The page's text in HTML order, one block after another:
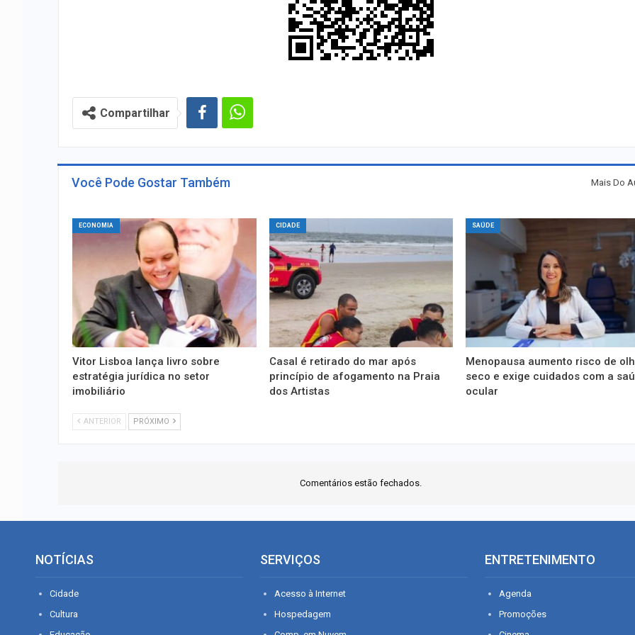
Compartilhar
Você Pode Gostar Também Mais Do
ECONOMIA
Vitor Lisboa lança livro sobre
estratégia jurídica no setor
imobiliário
CIDADE
Casal é retirado do mar após
princípio de afogamento na Praia
dos Artistas
SAÚDE
Menopausa aumento risco de
seco e exige cuidados com a
ocular
ANTERIOR PRÓXIMO
Comentários estão fechados.
NOTÍCIAS
Cidade
Cultura
SERVIÇOS
Acesso à Internet
Hospedagem
ENTRETENIMENTO
Agenda
Promoções